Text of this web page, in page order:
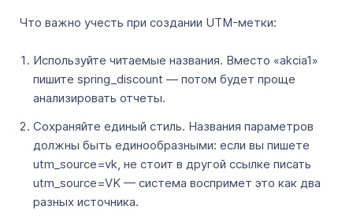
Что важно учесть при создании UTM-метки:
Используйте читаемые названия. Вместо «akcia1»
пишите spring_discount — потом будет проще
анализировать отчеты.
Сохраняйте единый стиль. Названия параметров
должны быть единообразными: если вы пишете
utm_source=vk, не стоит в другой ссылке писать
utm_source=VK — система воспримет это как два
разных источника.